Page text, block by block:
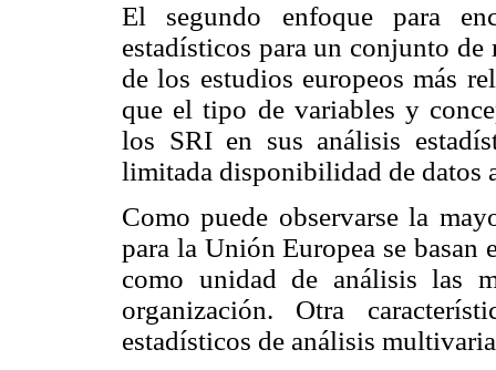
El segundo enfoque para
estadísticos para un conjunto
de los estudios europeos más
que el tipo de variables y
los SRI en sus análisis
limitada disponibilidad de
Como puede observarse la
para la Unión Europea se basan
como unidad de análisis las
organización. Otra
estadísticos de análisis